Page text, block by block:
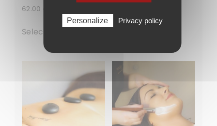
62.00
Select options
Personalize Privacy policy